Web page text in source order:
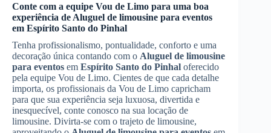
Conte com a equipe Vou de Limo para uma boa
experiência de Aluguel de limousine para eventos
em Espírito Santo do Pinhal
Tenha profissionalismo, pontualidade, conforto e uma
decoração única contando com o Aluguel de limousine
para eventos em Espírito Santo do Pinhal oferecido
pela equipe Vou de Limo. Cientes de que cada detalhe
importa, os profissionais da Vou de Limo capricham
para que sua experiência seja luxuosa, divertida e
inesquecível, conte conosco na sua locação de
limousine. Divirta-se com o trajeto de limousine,